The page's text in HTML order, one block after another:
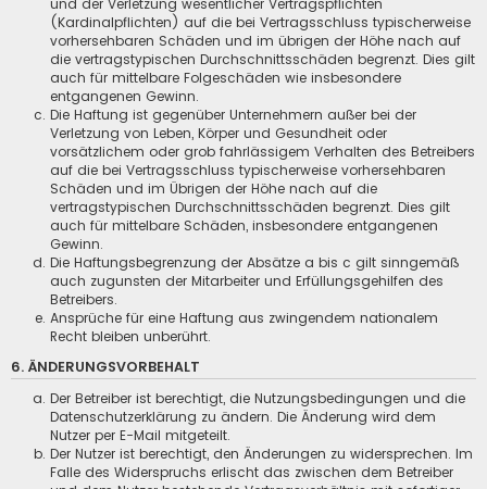
und der Verletzung wesentlicher Vertragspflichten
(Kardinalpflichten) auf die bei Vertragsschluss typischerweise
vorhersehbaren Schäden und im übrigen der Höhe nach auf
die vertragstypischen Durchschnittsschäden begrenzt. Dies gilt
auch für mittelbare Folgeschäden wie insbesondere
entgangenen Gewinn.
Die Haftung ist gegenüber Unternehmern außer bei der
Verletzung von Leben, Körper und Gesundheit oder
vorsätzlichem oder grob fahrlässigem Verhalten des Betreibers
auf die bei Vertragsschluss typischerweise vorhersehbaren
Schäden und im Übrigen der Höhe nach auf die
vertragstypischen Durchschnittsschäden begrenzt. Dies gilt
auch für mittelbare Schäden, insbesondere entgangenen
Gewinn.
Die Haftungsbegrenzung der Absätze a bis c gilt sinngemäß
auch zugunsten der Mitarbeiter und Erfüllungsgehilfen des
Betreibers.
Ansprüche für eine Haftung aus zwingendem nationalem
Recht bleiben unberührt.
6. ÄNDERUNGSVORBEHALT
Der Betreiber ist berechtigt, die Nutzungsbedingungen und die
Datenschutzerklärung zu ändern. Die Änderung wird dem
Nutzer per E-Mail mitgeteilt.
Der Nutzer ist berechtigt, den Änderungen zu widersprechen. Im
Falle des Widerspruchs erlischt das zwischen dem Betreiber